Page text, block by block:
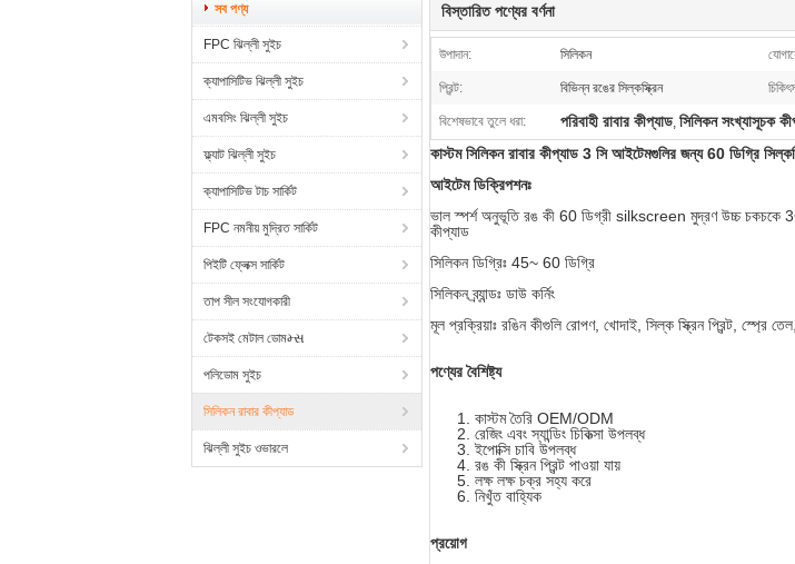
সব পণ্য
FPC ঝিল্লী সুইচ
ক্যাপাসিটিভ ঝিল্লী সুইচ
এমবসিং ঝিল্লী সুইচ
ফ্ল্যাট ঝিল্লী সুইচ
ক্যাপাসিটিভ টাচ সার্কিট
FPC নমনীয় মুদ্রিত সার্কিট
পিইটি ফ্লেক্স সার্কিট
তাপ সীল সংযোগকারী
টেকসই মেটাল ডোমમ્સ
পলিডোম সুইচ
সিলিকন রাবার কীপ্যাড
ঝিল্লী সুইচ ওভারলে
বিস্তারিত পণ্যের বর্ণনা
উপাদান: সিলিকন
প্রিন্ট: বিভিন্ন রঙের সিল্কস্ক্রিন
বিশেষভাবে তুলে ধরা: পরিবাহী রাবার কীপ্যাড, সিলিকন সংখ্যাসূচক
কাস্টম সিলিকন রাবার কীপ্যাড 3 সি আইটেমগুলির জন্য 60 ডিগ্রি
আইটেম ডিক্রিপশনঃ
ভাল স্পর্শ অনুভূতি রঙ কী 60 ডিগ্রী silkscreen মুদ্রণ উচ্চ চকচকে
কীপ্যাড
সিলিকন ডিগ্রিঃ 45~ 60 ডিগ্রি
সিলিকন ব্র্যান্ডঃ ডাউ কর্নিং
মূল প্রক্রিয়াঃ রঙিন কীগুলি রোপণ, খোদাই, সিল্ক স্ক্রিন প্রিন্ট, স্প্রে
পণ্যের বৈশিষ্ট্য
কাস্টম তৈরি OEM/ODM
রেজিং এবং স্যান্ডিং চিকিত্সা উপলব্ধ
ইপোক্সি চাবি উপলব্ধ
রঙ কী স্ক্রিন প্রিন্ট পাওয়া যায়
লক্ষ লক্ষ চক্র সহ্য করে
নিখুঁত বাহ্যিক
প্রয়োগ